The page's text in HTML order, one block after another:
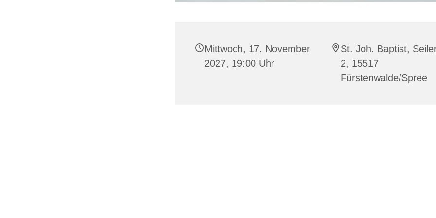
Mittwoch, 17. November
2027, 19:00 Uhr
St. Joh. Baptist,
2, 15517
Fürstenwalde/Spree